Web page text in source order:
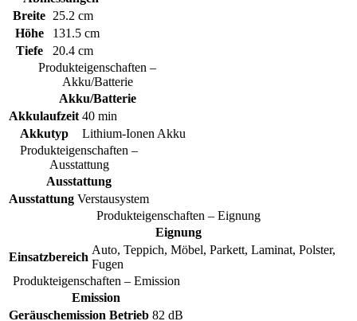
Breite 25.2 cm
Höhe
131.5 cm
Tiefe
20.4 cm
Produkteigenschaften –
Akku/Batterie
Akku/Batterie
Akkulaufzeit 40 min
Akkutyp
Lithium-Ionen Akku
Produkteigenschaften –
Ausstattung
Ausstattung
Ausstattung Verstausystem
Produkteigenschaften – Eignung
Eignung
Einsatzbereich
Auto, Teppich, Möbel, Parkett, Laminat, Polster,
Fugen
Produkteigenschaften – Emission
Emission
Geräuschemission Betrieb 82 dB